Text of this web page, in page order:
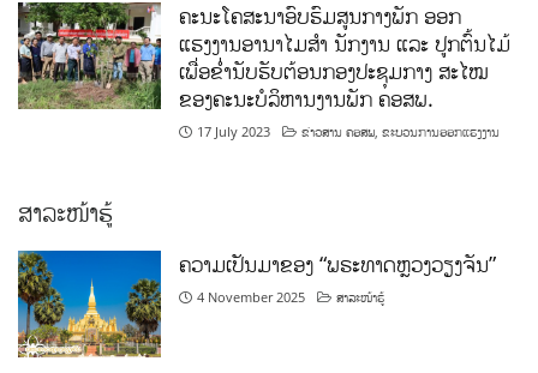
ຄະນະໂຄສະນາອົບຮົມສູນກາງພັກ ອອກ
ແຮງງານອານາໄມສໍາ ນັກງານ ແລະ ປູກຕົ້ນໄມ້
ເພື່ອຂໍ່ານັບຮັບຕ້ອນກອງປະຊຸມກາງ ສະໄໝ
ຂອງຄະນະບໍລິຫານງານພັກ ຄອສພ.
17 July 2023 ຂ່າວສານ ຄອສພ,ຂະບວນການອອກແຮງງານ
ສາລະໜ້າຮູ້
ຄວາມເປັນມາຂອງ “ພຣະທາດຫຼວງວຽງຈັນ”
4 November 2025 ສາລະໜ້າຮູ້